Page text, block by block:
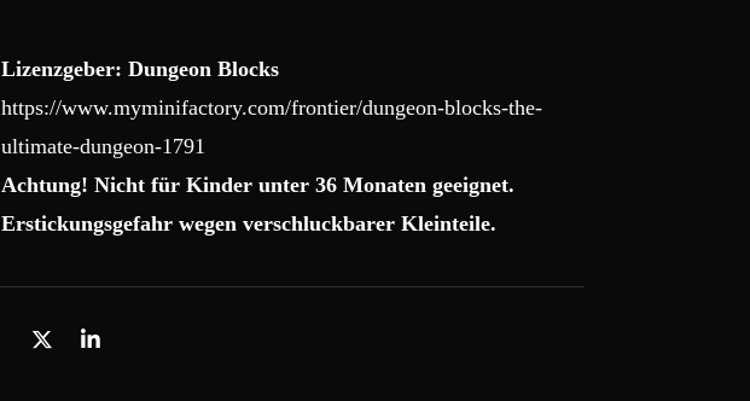
Lizenzgeber: Dungeon Blocks
https://www.myminifactory.com/frontier/dungeon-blocks-the-
ultimate-dungeon-1791
Achtung! Nicht für Kinder unter 36 Monaten geeignet.
Erstickungsgefahr wegen verschluckbarer Kleinteile.
T
T